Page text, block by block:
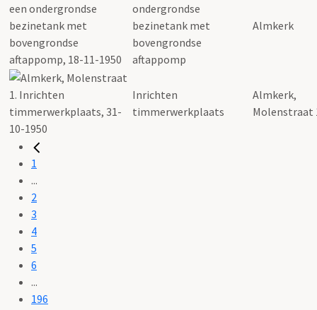
ondergrondse
bezinetank met
bovengrondse
aftappomp
Almkerk
Inrichten
timmerwerkplaats
Almkerk,
Molenstraat
1
...
2
3
4
5
6
...
196